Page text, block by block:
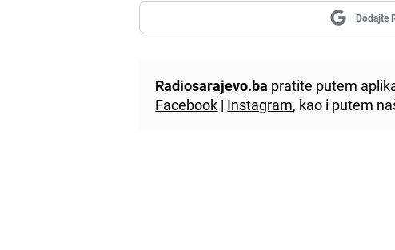
Dodajte
Radiosarajevo.ba pratite putem
Facebook | Instagram, kao i putem